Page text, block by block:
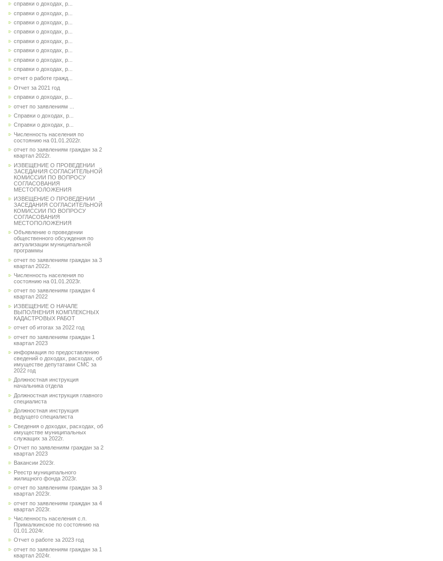
справки о доходах, р...
справки о доходах, р...
справки о доходах, р...
справки о доходах, р...
справки о доходах, р...
справки о доходах, р...
справки о доходах, р...
справки о доходах, р...
отчет о работе гражд...
Отчет за 2021 год
справки о доходах, р...
отчет по заявлениям ...
Справки о доходах, р...
Справки о доходах, р...
Численность населения по
состоянию на 01.01.2022г.
отчет по заявлениям граждан за 2
квартал 2022г.
ИЗВЕЩЕНИЕ О ПРОВЕДЕНИИ
ЗАСЕДАНИЯ СОГЛАСИТЕЛЬНОЙ
КОМИССИИ ПО ВОПРОСУ
СОГЛАСОВАНИЯ
МЕСТОПОЛОЖЕНИЯ
ИЗВЕЩЕНИЕ О ПРОВЕДЕНИИ
ЗАСЕДАНИЯ СОГЛАСИТЕЛЬНОЙ
КОМИССИИ ПО ВОПРОСУ
СОГЛАСОВАНИЯ
МЕСТОПОЛОЖЕНИЯ
Объявление о проведении
общественного обсуждения по
актуализации муниципальной
программы
отчет по заявлениям граждан за 3
квартал 2022г.
Численность населения по
состоянию на 01.01.2023г.
отчет по заявлениям граждан 4
квартал 2022
ИЗВЕЩЕНИЕ О НАЧАЛЕ
ВЫПОЛНЕНИЯ КОМПЛЕКСНЫХ
КАДАСТРОВЫХ РАБОТ
отчет об итогах за 2022 год
отчет по заявлениям граждан 1
квартал 2023
информация по предоставлению
сведений о доходах, расходах, об
имуществе депутатами СМС за
2022 год
Должностная инструкция
начальника отдела
Должностная инструкция главного
специалиста
Должностная инструкция
ведущего специалиста
Сведения о доходах, расходах, об
имуществе муниципальных
служащих за 2022г.
Отчет по заявлениям граждан за 2
квартал 2023
Вакансии 2023г.
Реестр муниципального
жилищного фонда 2023г.
отчет по заявлениям граждан за 3
квартал 2023г.
отчет по заявлениям граждан за 4
квартал 2023г.
Численность населения с.п.
Прималкинское по состоянию на
01.01.2024г.
Отчет о работе за 2023 год
отчет по заявлениям граждан за 1
квартал 2024г.